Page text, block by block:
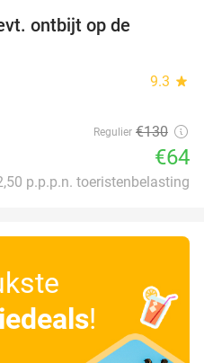
ontbijt op de
9.3 star
Regulier €130
€64
p.p.p.n. toeristenbelasting
!